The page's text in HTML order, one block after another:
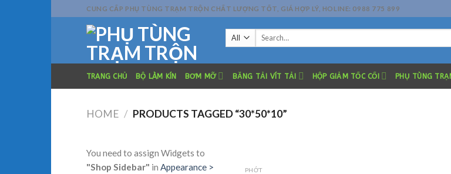
to
CUNG CẤP PHỤ TÙNG TRẠM TRỘN CHẤT LƯỢNG TỐT, GIÁ HỢP LÝ, HOLINE: 0988 775 899
Search
TRANG CHỦ BỘ LÀM KÍN BƠM MỠ BĂNG TẢI VÍT TẢI HỘP GIẢM TỐC CỐI PHỤ TÙNG
HOME / PRODUCTS TAGGED “30*50*10”
You need to assign Widgets to
"Shop Sidebar" in Appearance >
PHỚT